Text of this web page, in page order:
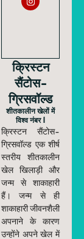
क्रिस्टन
सैंटोस-
ग्रिसवॉल्ड
शीतकालीन खेलों में
विश्व नंबर 1
क्रिस्टन सैंटोस-
ग्रिसवॉल्ड एक शीर्ष
स्तरीय शीतकालीन
खेल खिलाड़ी और
जन्म से शाकाहारी
हैं। जन्म से ही
शाकाहारी जीवनशैली
अपनाने के कारण
उन्होंने अपने खेल में